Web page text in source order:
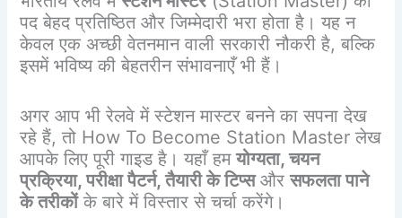
पद बेहद प्रतिष्ठित और जिम्मेदारी भरा होता है। यह न
केवल एक अच्छी वेतनमान वाली सरकारी नौकरी है, बल्कि
इसमें भविष्य की बेहतरीन संभावनाएँ भी हैं।
अगर आप भी रेलवे में स्टेशन मास्टर बनने का सपना देख
रहे हैं, तो How To Become Station Master लेख
आपके लिए पूरी गाइड है। यहाँ हमयोग्यता, चयन
प्रक्रिया, परीक्षा पैटर्न, तैयारी के टिप्सऔरसफलता पाने
के तरीकोंके बारे में विस्तार से चर्चा करेंगे।